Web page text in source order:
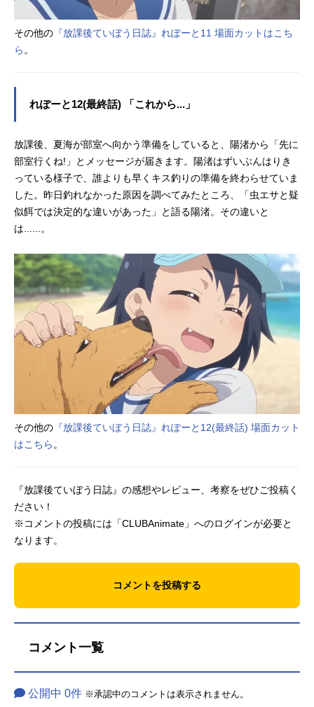
その他の 『放課後ていぼう日誌』れぽーと11 場面カットはこち
ら 。
れぽーと12(最終話) 「これから...」
放課後、夏海が部室へ向かう準備をしていると、陽渚から「先に
部室行くね!」とメッセージが届きます。陽渚はずいぶんはりき
っている様子で、誰よりも早くキス釣りの準備を終わらせていま
した。昨日釣れなかった原因を調べてみたところ、「虫エサと疑
似餌では決定的な違いがあった」と語る陽渚。その違いと
は......。
その他の 『放課後ていぼう日誌』れぽーと12(最終話) 場面カット
はこちら 。
『放課後ていぼう日誌』の感想やレビュー、考察をぜひご投稿く
ださい！
※コメントの投稿には「CLUBAnimate」へのログインが必要と
なります。
コメントを投稿する
コメント一覧
公開中 0件 ※承認中のコメントは表示されません。